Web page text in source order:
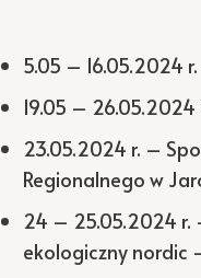
5.05 – 16.05.2024
19.05 –
23.05.2024 r. –
Regionalnego w
24 – 25.05.2024 r.
ekologiczny nordic